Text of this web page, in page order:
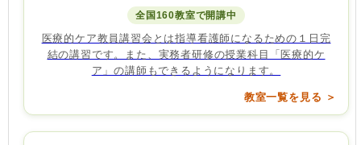
全国160教室で開講中
医療的ケア教員講習会とは指導看護師になるための１日完
結の講習です。また、実務者研修の授業科目「医療的ケ
ア」の講師もできるようになります。
教室一覧を見る ＞